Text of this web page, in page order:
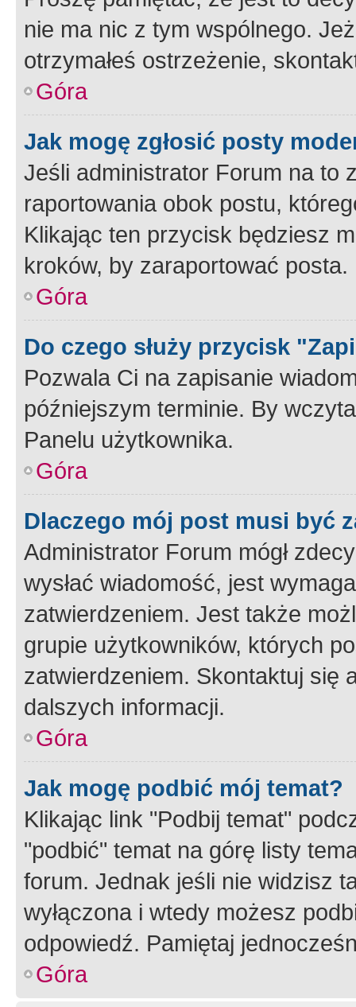
nie ma nic z tym wspólnego.
otrzymałeś ostrzeżenie,
Góra
Jak mogę zgłosić posty
Jeśli administrator Forum na to
raportowania obok postu,
Klikając ten przycisk będziesz
kroków, by zaraportować posta.
Góra
Do czego służy przycisk
Pozwala Ci na zapisanie
późniejszym terminie. By
Panelu użytkownika.
Góra
Dlaczego mój post musi być
Administrator Forum mógł
wysłać wiadomość, jest
zatwierdzeniem. Jest także
grupie użytkowników, których
zatwierdzeniem. Skontaktuj się
dalszych informacji.
Góra
Jak mogę podbić mój temat?
Klikając link "Podbij temat"
"podbić" temat na górę listy
forum. Jednak jeśli nie widzisz
wyłączona i wtedy możesz
odpowiedź. Pamiętaj
Góra